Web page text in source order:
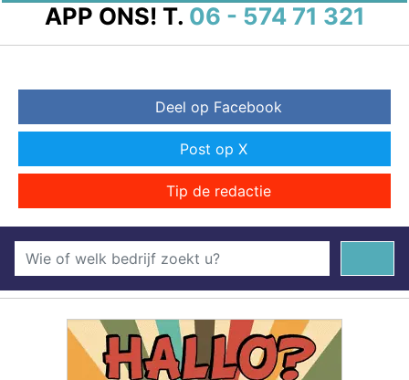
APP ONS! T. 06 - 574 71 321
Deel op Facebook
Post op X
Tip de redactie